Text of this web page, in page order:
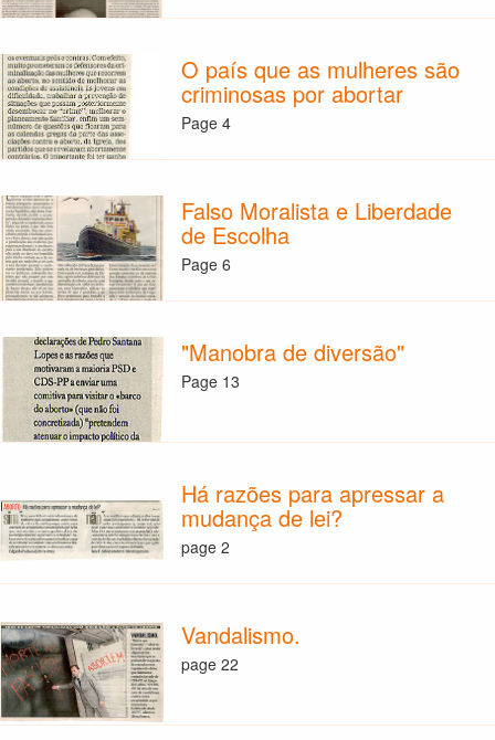
O país que as mulheres são
criminosas por abortar
Page 4
Falso Moralista e Liberdade
de Escolha
Page 6
"Manobra de diversão"
Page 13
Há razões para apressar a
mudança de lei?
page 2
Vandalismo.
page 22